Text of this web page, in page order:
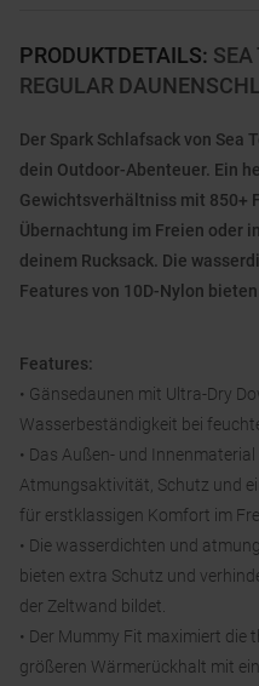
PRODUKTDETAILS: SEA
REGULAR
Der Spark Schlafsack von Sea
dein Outdoor-Abenteuer. Ein
Gewichtsverhältniss mit 850+
Übernachtung im Freien oder
deinem Rucksack. Die
Features von 10D-Nylon
Features:
• Gänsedaunen mit Ultra-Dry
Wasserbeständigkeit bei
• Das Außen- und
Atmungsaktivität, Schutz und
für erstklassigen Komfort im
• Die wasserdichten und
bieten extra Schutz und
der Zeltwand bildet.
• Der Mummy Fit maximiert die
größeren Wärmerückhalt mit